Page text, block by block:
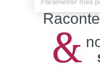
&